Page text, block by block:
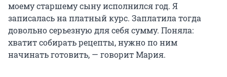
моему старшему сыну исполнился год. Я
записалась на платный курс. Заплатила тогда
довольно серьезную для себя сумму. Поняла:
хватит собирать рецепты, нужно по ним
начинать готовить, — говорит Мария.